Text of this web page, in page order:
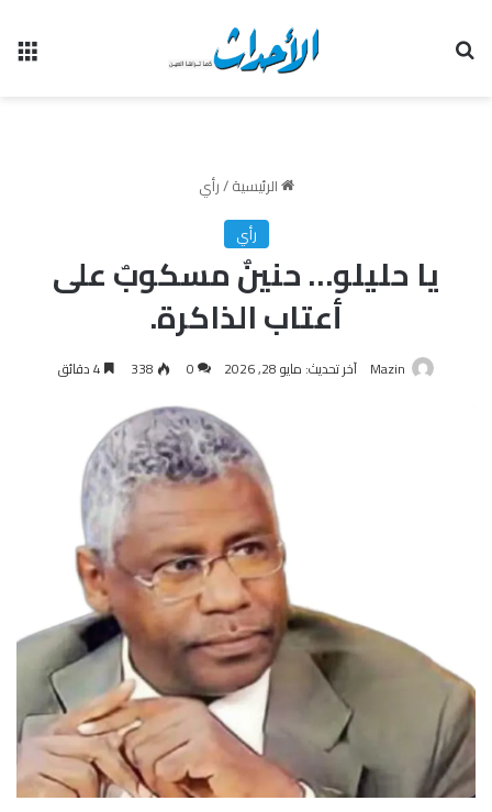
الرئيسية/رأي
رأي
يا حليلو… حنينٌ مسكوبٌ على
أعتاب الذاكرة.
Mazin آخر تحديث: مايو 28, 2026 0
338